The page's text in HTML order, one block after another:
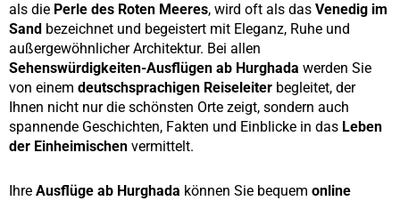
als die Perle des Roten Meeres, wird oft als das Venedig im
Sand bezeichnet und begeistert mit Eleganz, Ruhe und
außergewöhnlicher Architektur. Bei allen
Sehenswürdigkeiten-Ausflügen ab Hurghada werden Sie
von einem deutschsprachigen Reiseleiter begleitet, der
Ihnen nicht nur die schönsten Orte zeigt, sondern auch
spannende Geschichten, Fakten und Einblicke in das Leben
der Einheimischen vermittelt.
Ihre Ausflüge ab Hurghada können Sie bequem online